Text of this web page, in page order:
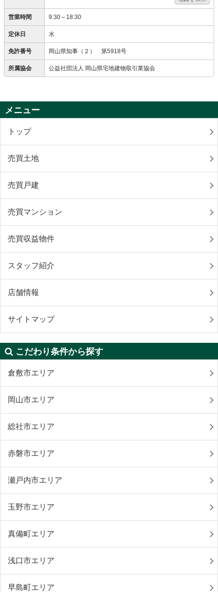
営業時間 9:30～18:30
定休日 水
免許番号 岡山県知事（２） 第5918号
所属協会 公益社団法人 岡山県宅地建物取引業協会
メニュー
トップ
売買土地
売買戸建
売買マンション
売買収益物件
スタッフ紹介
店舗情報
サイトマップ
こだわり条件から探す
倉敷市エリア
岡山市エリア
総社市エリア
赤磐市エリア
瀬戸内市エリア
玉野市エリア
真備町エリア
浅口市エリア
早島町エリア